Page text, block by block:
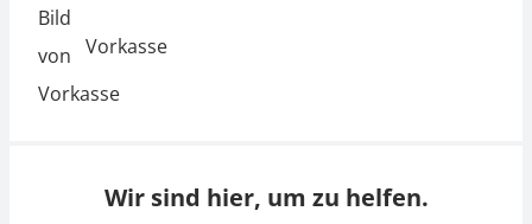
Vorkasse
Wir sind hier, um zu helfen.